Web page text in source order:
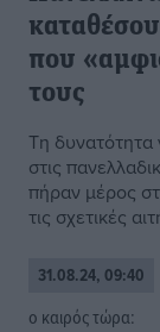
που
τους
Τη δυνατότητα
στις
πήραν μέρος
τις σχετικές
31.08.24, 09:40
o καιρός τώρα: